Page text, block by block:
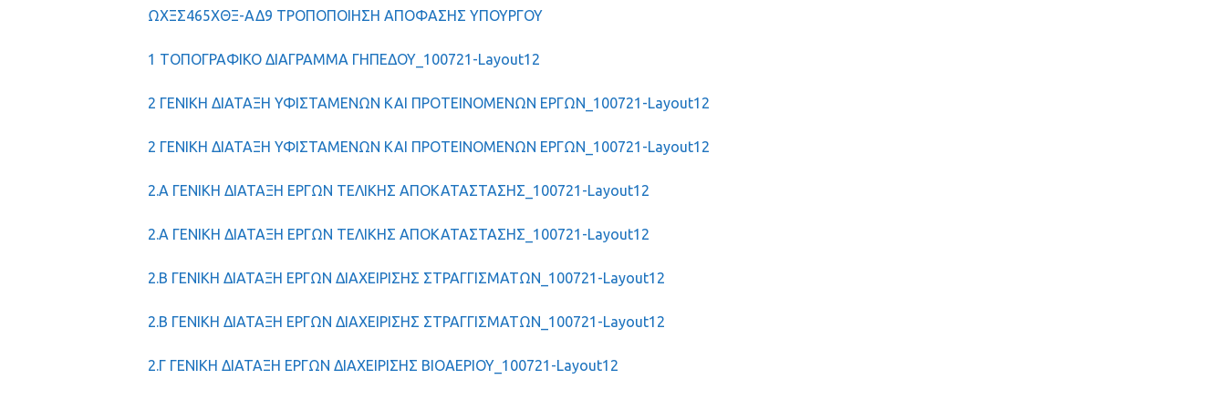
ΩΧΞΣ465ΧΘΞ-ΑΔ9 ΤΡΟΠΟΠΟΙΗΣΗ ΑΠΟΦΑΣΗΣ ΥΠΟΥΡΓΟΥ
1 ΤΟΠΟΓΡΑΦΙΚΟ ΔΙΑΓΡΑΜΜΑ ΓΗΠΕΔΟΥ_100721-Layout12
2 ΓΕΝΙΚΗ ΔΙΑΤΑΞΗ ΥΦΙΣΤΑΜΕΝΩΝ ΚΑΙ ΠΡΟΤΕΙΝΟΜΕΝΩΝ ΕΡΓΩΝ_100721-Layout12
2 ΓΕΝΙΚΗ ΔΙΑΤΑΞΗ ΥΦΙΣΤΑΜΕΝΩΝ ΚΑΙ ΠΡΟΤΕΙΝΟΜΕΝΩΝ ΕΡΓΩΝ_100721-Layout12
2.A ΓΕΝΙΚΗ ΔΙΑΤΑΞΗ ΕΡΓΩΝ ΤΕΛΙΚΗΣ ΑΠΟΚΑΤΑΣΤΑΣΗΣ_100721-Layout12
2.A ΓΕΝΙΚΗ ΔΙΑΤΑΞΗ ΕΡΓΩΝ ΤΕΛΙΚΗΣ ΑΠΟΚΑΤΑΣΤΑΣΗΣ_100721-Layout12
2.Β ΓΕΝΙΚΗ ΔΙΑΤΑΞΗ ΕΡΓΩΝ ΔΙΑΧΕΙΡΙΣΗΣ ΣΤΡΑΓΓΙΣΜΑΤΩΝ_100721-Layout12
2.Β ΓΕΝΙΚΗ ΔΙΑΤΑΞΗ ΕΡΓΩΝ ΔΙΑΧΕΙΡΙΣΗΣ ΣΤΡΑΓΓΙΣΜΑΤΩΝ_100721-Layout12
2.Γ ΓΕΝΙΚΗ ΔΙΑΤΑΞΗ ΕΡΓΩΝ ΔΙΑΧΕΙΡΙΣΗΣ ΒΙΟΑΕΡΙΟΥ_100721-Layout12